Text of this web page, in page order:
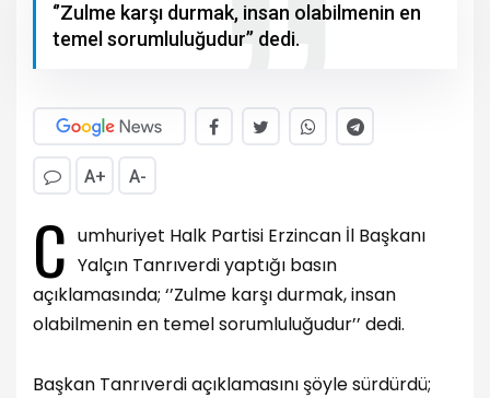
‘’Zulme karşı durmak, insan olabilmenin en
temel sorumluluğudur’’ dedi.
A+ A-
C umhuriyet Halk Partisi Erzincan İl Başkanı
Yalçın Tanrıverdi yaptığı basın
açıklamasında; ‘’Zulme karşı durmak, insan
olabilmenin en temel sorumluluğudur’’ dedi.
Başkan Tanrıverdi açıklamasını şöyle sürdürdü;